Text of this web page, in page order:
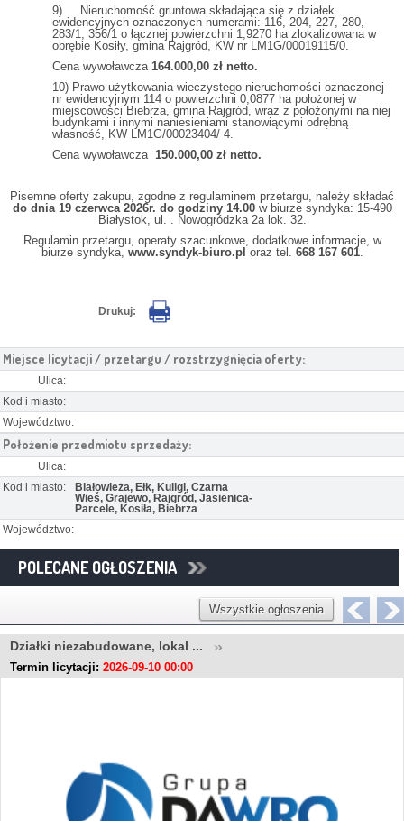
9) Nieruchomość gruntowa składająca się z działek
ewidencyjnych oznaczonych numerami: 116, 204, 227, 280,
283/1, 356/1 o łącznej powierzchni 1,9270 ha zlokalizowana w
obrębie Kosiły, gmina Rajgród, KW nr LM1G/00019115/0.
Cena wywoławcza 164.000,00 zł netto.
10) Prawo użytkowania wieczystego nieruchomości oznaczonej
nr ewidencyjnym 114 o powierzchni 0,0877 ha położonej w
miejscowości Biebrza, gmina Rajgród, wraz z położonymi na niej
budynkami i innymi naniesieniami stanowiącymi odrębną
własność, KW LM1G/00023404/ 4.
Cena wywoławcza 150.000,00 zł netto.
Pisemne oferty zakupu, zgodne z regulaminem przetargu, należy składać
do dnia 19 czerwca 2026r. do godziny 14.00w biurze syndyka: 15-490
Białystok, ul. . Nowogródzka 2a lok. 32.
Regulamin przetargu, operaty szacunkowe, dodatkowe informacje, w
biurze syndyka, www.syndyk-biuro.pl oraz tel. 668 167 601.
Drukuj:
Miejsce licytacji / przetargu / rozstrzygnięcia oferty:
Ulica:
Kod i miasto:
Województwo:
Położenie przedmiotu sprzedaży:
Ulica:
Kod i miasto:
Białowieża, Ełk, Kuligi, Czarna
Wieś, Grajewo, Rajgród, Jasienica-
Parcele, Kosiła, Biebrza
Województwo:
POLECANE OGŁOSZENIA
Wszystkie ogłoszenia
Działki niezabudowane, lokal ...
Termin licytacji: 2026-09-10 00:00